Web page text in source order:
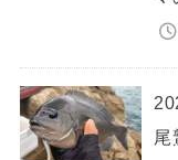
尾